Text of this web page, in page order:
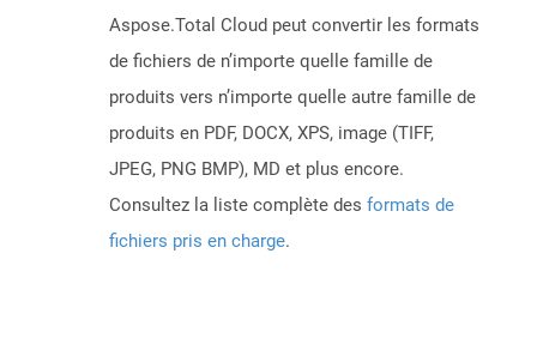
Aspose.Total Cloud peut convertir les formats
de fichiers de n’importe quelle famille de
produits vers n’importe quelle autre famille de
produits en PDF, DOCX, XPS, image (TIFF,
JPEG, PNG BMP), MD et plus encore.
Consultez la liste complète des formats de
fichiers pris en charge.